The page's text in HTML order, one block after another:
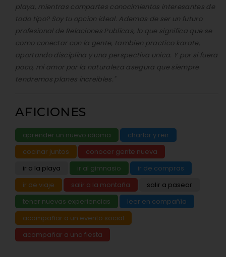
playa, mientras compartes conocimientos interesantes de
todo tipo? Soy tu opcion ideal. Ademas de ser un futuro
profesional de Relaciones Publicas, lo que significa que se
como conectar con la gente, tambien practico karate,
aportando disciplina y una perspectiva unica. Y por si fuera
poco, mi amor por la naturaleza asegura que siempre
tendremos planes increibles."
AFICIONES
aprender un nuevo idioma
charlar y reir
cocinar juntos
conocer gente nueva
ir a la playa
ir al gimnasio
ir de compras
ir de viaje
salir a la montaña
salir a pasear
tener nuevas experiencias
leer en compañía
acompañar a un evento social
acompañar a una fiesta